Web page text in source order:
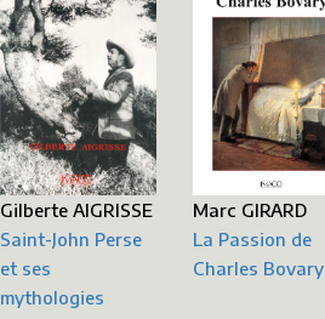
Gilberte AIGRISSE
Saint-John Perse
et ses
mythologies
Marc GIRARD
La Passion de
Charles Bovary